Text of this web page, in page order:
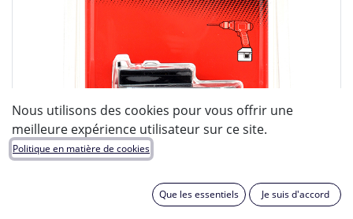
Nous utilisons des cookies pour vous offrir une
meilleure expérience utilisateur sur ce site.
Politique en matière de cookies
Que les essentiels Je suis d'accord